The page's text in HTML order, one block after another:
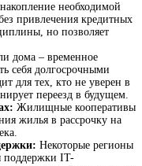
необходимой
привлечения кредитных
но позволяет
дома – временное
себя долгосрочными
для тех, кто не уверен в
переезд в будущем.
Жилищные кооперативы
жилья в рассрочку на
Некоторые регионы
поддержки IT-